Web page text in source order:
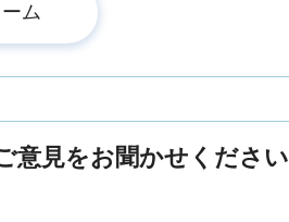
意見をお聞かせください